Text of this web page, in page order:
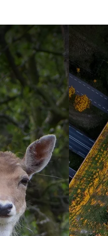
schatten
Holland
Ontdek
Ontdek de routes in Noord-